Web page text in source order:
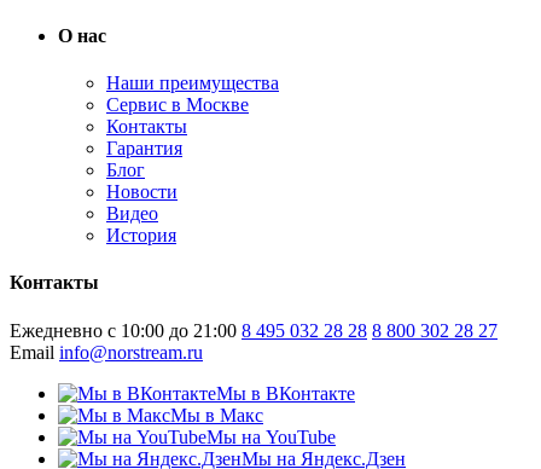
О нас
Наши преимущества
Сервис в Москве
Контакты
Гарантия
Блог
Новости
Видео
История
Контакты
Ежедневно с 10:00 до 21:00 8 495 032 28 28 8 800 302 28 27
Email info@norstream.ru
Мы в ВКонтакте
Мы в Макс
Мы на YouTube
Мы на Яндекс.Дзен